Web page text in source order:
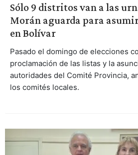
Sólo 9 distritos van a las
Morán aguarda para
en Bolívar
Pasado el domingo de elecciones
proclamación de las listas y la
autoridades del Comité Provincia,
los comités locales.